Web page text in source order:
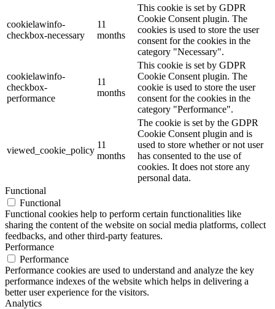
cookielawinfo-
checkbox-necessary
11
months
This cookie is set by GDPR
Cookie Consent plugin. The
cookies is used to store the user
consent for the cookies in the
category "Necessary".
cookielawinfo-
checkbox-
performance
11
months
This cookie is set by GDPR
Cookie Consent plugin. The
cookie is used to store the user
consent for the cookies in the
category "Performance".
viewed_cookie_policy
11
months
The cookie is set by the GDPR
Cookie Consent plugin and is
used to store whether or not user
has consented to the use of
cookies. It does not store any
personal data.
Functional
Functional
Functional cookies help to perform certain functionalities like
sharing the content of the website on social media platforms, collect
feedbacks, and other third-party features.
Performance
Performance
Performance cookies are used to understand and analyze the key
performance indexes of the website which helps in delivering a
better user experience for the visitors.
Analytics